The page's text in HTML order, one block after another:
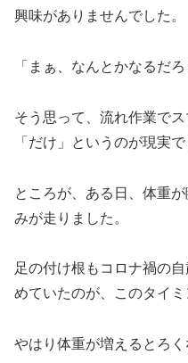
興味がありませんでした。
「まぁ、なんとかなるだろ
そう思って、流れ作業で
「だけ」というのが現実で
ところが、ある日、体重
みが走りました。
足の付け根もコロナ禍の
めていたのが、このタイ
やはり体重が増えるとろく